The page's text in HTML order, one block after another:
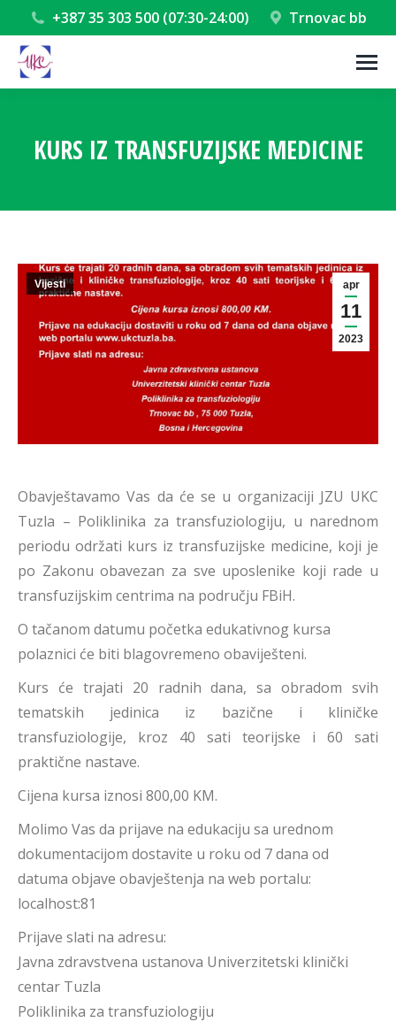
+387 35 303 500 (07:30-24:00) Trnovac bb
KURS IZ TRANSFUZIJSKE MEDICINE
apr
11
2023
Vijesti
Obavještavamo Vas da će se u organizaciji JZU UKC
Tuzla – Poliklinika za transfuziologiju, u narednom
periodu održati kurs iz transfuzijske medicine, koji je
po Zakonu obavezan za sve uposlenike koji rade u
transfuzijskim centrima na području FBiH.
O tačanom datumu početka edukativnog kursa
polaznici će biti blagovremeno obaviješteni.
Kurs će trajati 20 radnih dana, sa obradom svih
tematskih jedinica iz bazične i kliničke
transfuziologije, kroz 40 sati teorijske i 60 sati
praktične nastave.
Cijena kursa iznosi 800,00 KM.
Molimo Vas da prijave na edukaciju sa urednom
dokumentacijom dostavite u roku od 7 dana od
datuma objave obavještenja na web portalu:
localhost:81
Prijave slati na adresu:
Javna zdravstvena ustanova Univerzitetski klinički
centar Tuzla
Poliklinika za transfuziologiju